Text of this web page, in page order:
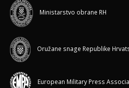
Ministarstvo obrane RH
Oružane snage Republike
European Military Press